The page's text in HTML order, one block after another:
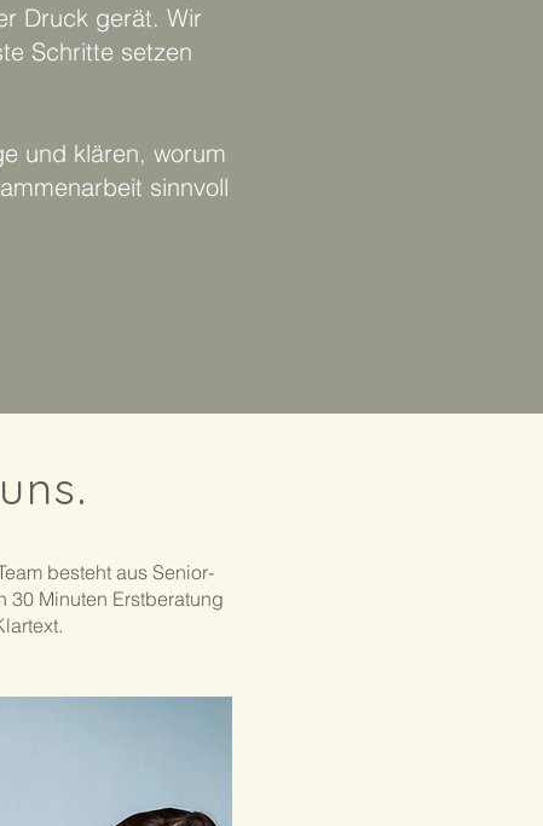
Druck gerät. Wir
Schritte setzen
und klären, worum
sinnvoll
besteht aus Senior-
30 Minuten Erstberatung